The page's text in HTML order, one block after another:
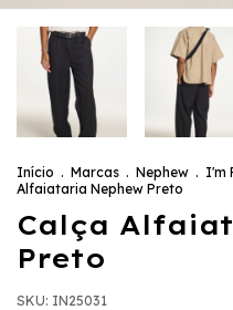
Início . Marcas . Nephew . I'm
Alfaiataria Nephew Preto
Calça
Preto
SKU: IN25031